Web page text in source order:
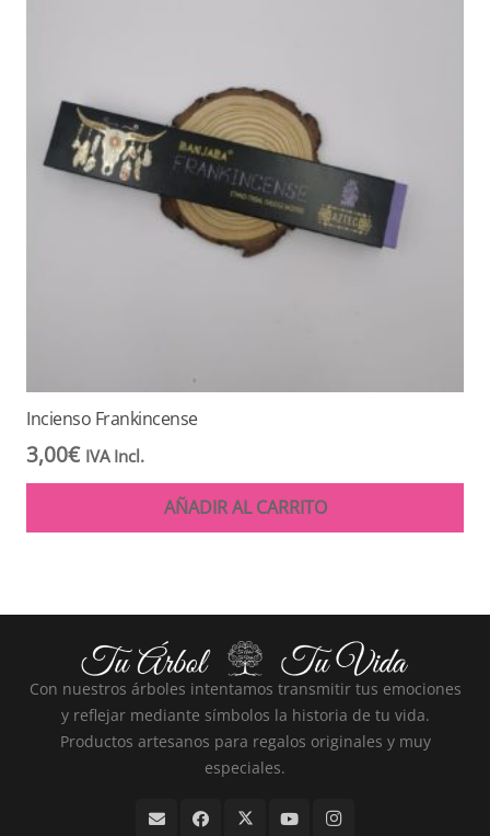
Incienso Frankincense
3,00€ IVA Incl.
AÑADIR AL CARRITO
Con nuestros árboles intentamos transmitir tus emociones
y reflejar mediante símbolos la historia de tu vida.
Productos artesanos para regalos originales y muy
especiales.